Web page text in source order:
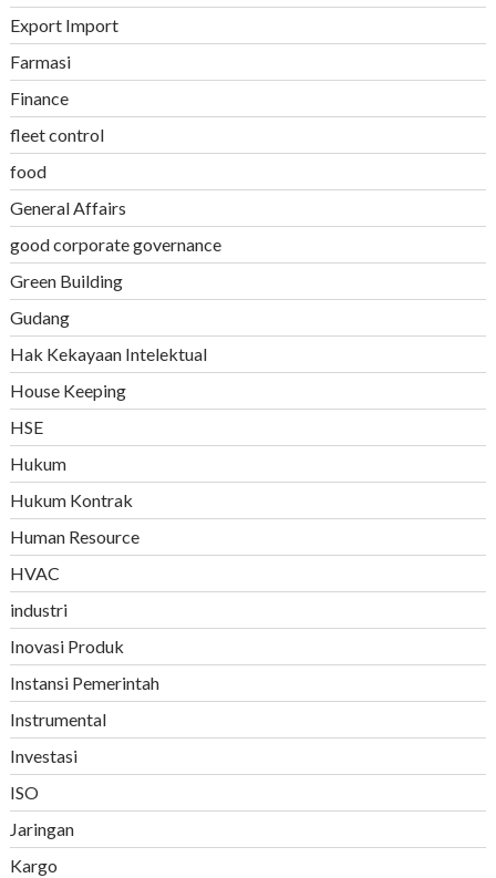
Export Import
Farmasi
Finance
fleet control
food
General Affairs
good corporate governance
Green Building
Gudang
Hak Kekayaan Intelektual
House Keeping
HSE
Hukum
Hukum Kontrak
Human Resource
HVAC
industri
Inovasi Produk
Instansi Pemerintah
Instrumental
Investasi
ISO
Jaringan
Kargo